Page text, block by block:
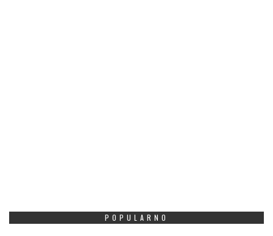
POPULARNO